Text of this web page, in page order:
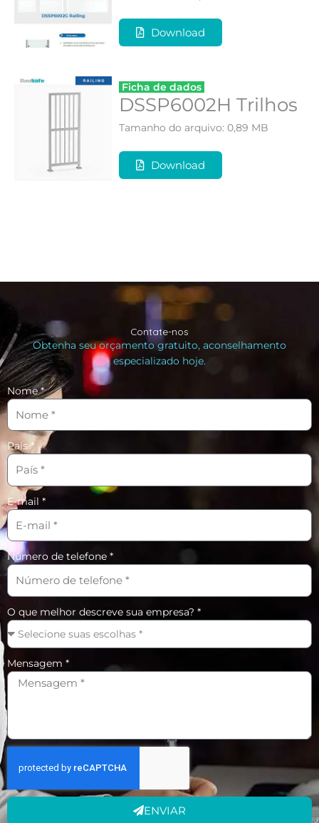
Download
Ficha de dados
DSSP6002H Trilhos
Tamanho do arquivo: 0,89 MB
Download
Contate-nos
Obtenha seu orçamento gratuito, aconselhamento
especializado hoje.
Nome *
País *
E-mail *
Número de telefone *
O que melhor descreve sua empresa? *
Mensagem *
ENVIAR